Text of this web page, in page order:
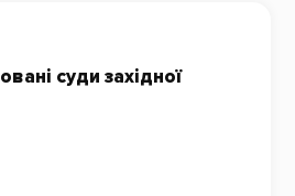
суди західної